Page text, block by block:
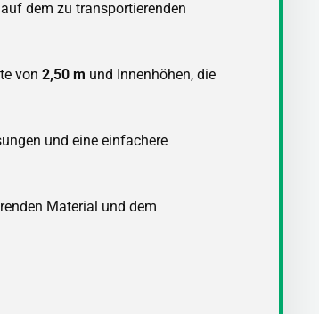
dem zu transportierenden
von 2,50 m und Innenhöhen, die
und eine einfachere
Material und dem